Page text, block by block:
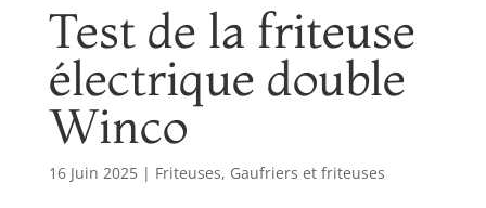
Test de la friteuse
électrique double
Winco
16 Juin 2025| Friteuses, Gaufriers et friteuses